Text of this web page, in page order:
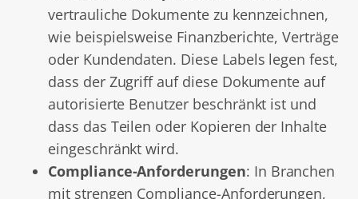
vertrauliche Dokumente zu kennzeichnen,
wie beispielsweise Finanzberichte, Verträge
oder Kundendaten. Diese Labels legen fest,
dass der Zugriff auf diese Dokumente auf
autorisierte Benutzer beschränkt ist und
dass das Teilen oder Kopieren der Inhalte
eingeschränkt wird.
Compliance-Anforderungen: In Branchen
mit strengen Compliance-Anforderungen,